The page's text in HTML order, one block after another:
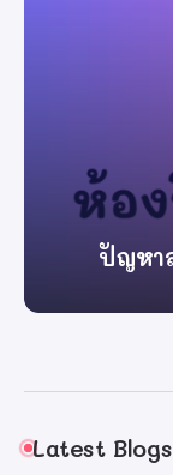
ปัญหา
Latest Blogs